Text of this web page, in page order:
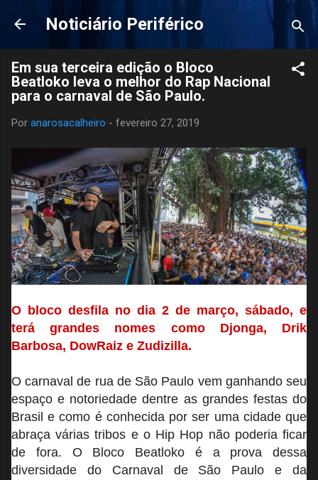
Pular para o conteúdo principal
Noticiário Periférico
Em sua terceira edição o Bloco
Beatloko leva o melhor do Rap Nacional
para o carnaval de São Paulo.
Por anarosacalheiro - fevereiro 27, 2019
O bloco desfila no dia 2 de março, sábado, e
terá grandes nomes como Djonga, Drik
Barbosa, DowRaiz e Zudizilla.
O carnaval de rua de São Paulo vem ganhando seu
espaço e notoriedade dentre as grandes festas do
Brasil e como é conhecida por ser uma cidade que
abraça várias tribos e o Hip Hop não poderia ficar
de fora. O Bloco Beatloko é a prova dessa
diversidade do Carnaval de São Paulo e da